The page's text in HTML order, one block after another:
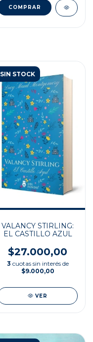
SIN STOCK
VALANCY STIRLING:
EL CASTILLO AZUL
$27.000,00
3 cuotas sin interés de
$9.000,00
VER